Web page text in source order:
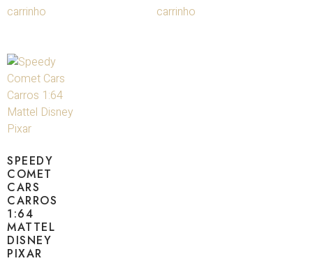
carrinho
carrinho
SPEEDY
COMET
CARS
CARROS
1:64
MATTEL
DISNEY
PIXAR